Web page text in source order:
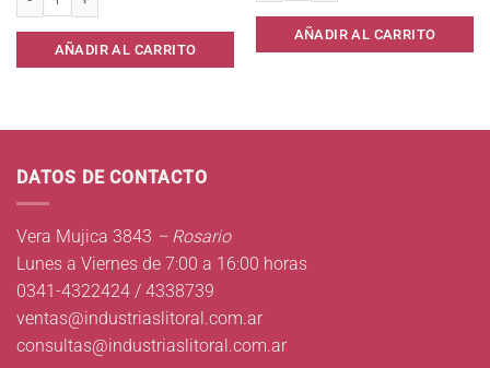
AÑADIR AL CARRITO
AÑADIR AL CARRITO
DATOS DE CONTACTO
Vera Mujica 3843 – Rosario
Lunes a Viernes de 7:00 a 16:00 horas
0341-4322424 / 4338739
ventas@industriaslitoral.com.ar
consultas@industriaslitoral.com.ar